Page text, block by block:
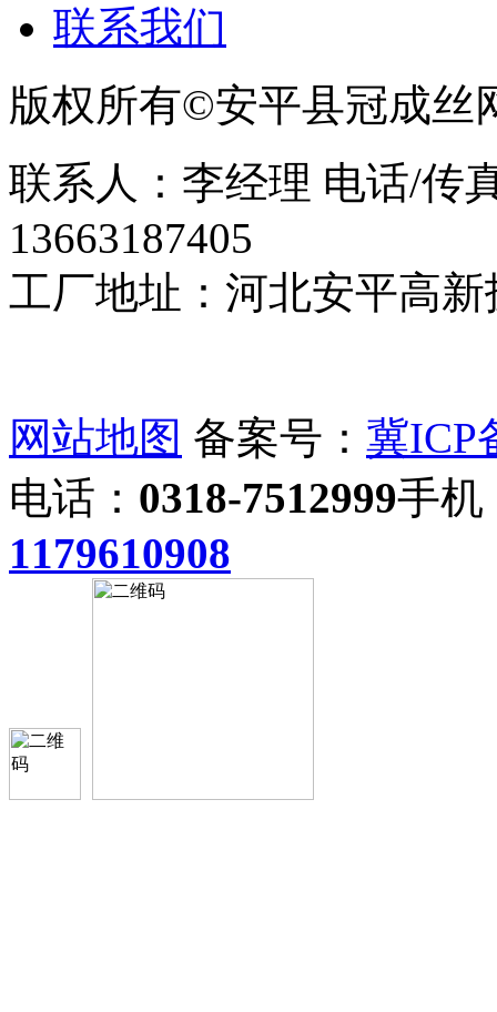
联系我们
版权所有©安平县冠成丝
联系人：李经理 电话/传
13663187405
工厂地址：河北安平高
网站地图 备案号： 冀ICP
电话： 0318-7512999手机
1179610908